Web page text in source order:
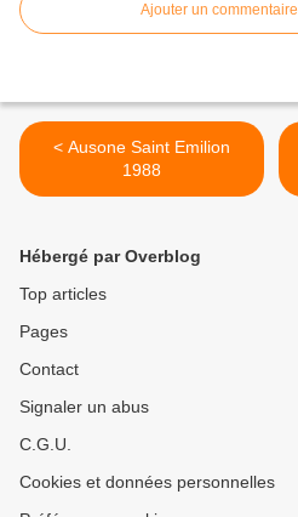
Ajouter un commentaire
< Ausone Saint Emilion
1988
Hébergé par Overblog
Top articles
Pages
Contact
Signaler un abus
C.G.U.
Cookies et données personnelles